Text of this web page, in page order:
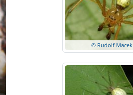
© Rudolf Macek